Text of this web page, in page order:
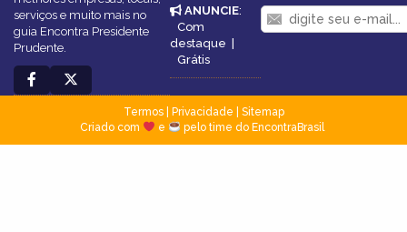
serviços e muito mais no
guia Encontra Presidente
Prudente.
ANUNCIE:
Com
destaque |
Grátis
Termos| Privacidade
Sitemap
Criado com
e pelo time do EncontraBrasil